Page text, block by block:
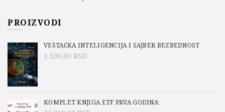
PROIZVODI
VEŠTAČKA INTELIGENCIJA I SAJBER BEZBEDNOST
1.100,00 RSD
KOMPLET KNJIGA ETF PRVA GODINA